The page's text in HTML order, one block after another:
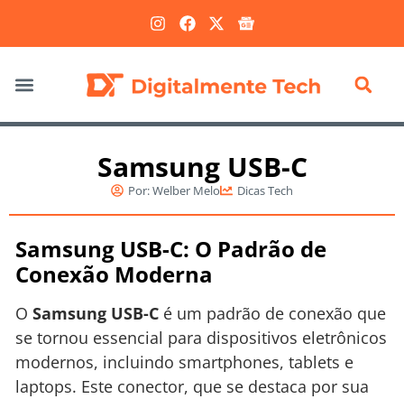
Samsung USB-C
Por:Welber Melo Dicas Tech
Samsung USB-C: O Padrão de
Conexão Moderna
O Samsung USB-C é um padrão de conexão que
se tornou essencial para dispositivos eletrônicos
modernos, incluindo smartphones, tablets e
laptops. Este conector, que se destaca por sua